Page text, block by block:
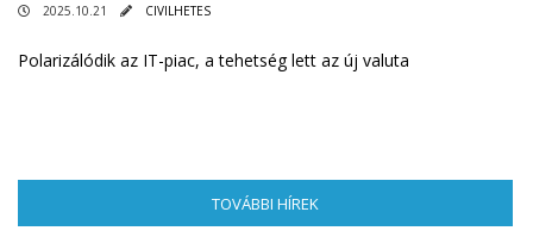
2025.10.21 CIVILHETES
Polarizálódik az IT-piac, a tehetség lett az új valuta
TOVÁBBI HÍREK